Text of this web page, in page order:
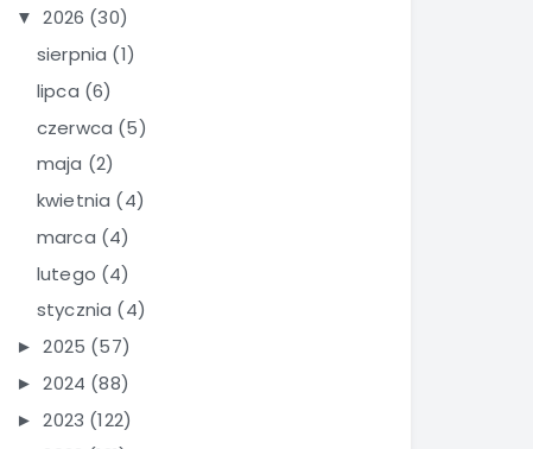
▼ 2026 (30)
sierpnia (1)
lipca (6)
czerwca (5)
maja (2)
kwietnia (4)
marca (4)
lutego (4)
stycznia (4)
► 2025 (57)
► 2024 (88)
► 2023 (122)